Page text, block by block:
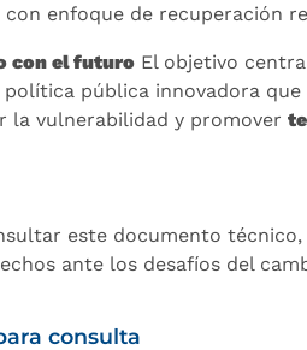
con enfoque de recuperación
con el futuro El objetivo
política pública innovadora
la vulnerabilidad y promover
este documento
ante los desafíos del
consulta